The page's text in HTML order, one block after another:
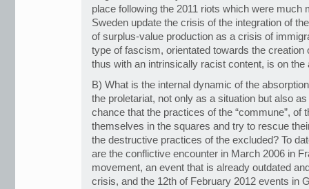
place following the 2011 riots which were much
Sweden update the crisis of the integration of
of surplus-value production as a crisis of
type of fascism, orientated towards the creation
thus with an intrinsically racist content, is on the
B) What is the internal dynamic of the
the proletariat, not only as a situation but also
chance that the practices of the “commune”, of
themselves in the squares and try to rescue
the destructive practices of the excluded? To
are the conflictive encounter in March 2006 in
movement, an event that is already outdated
crisis, and the 12th of February 2012 events in